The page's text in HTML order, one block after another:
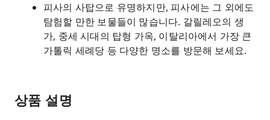
피사의 사탑으로 유명하지만, 피사에는 그 외에도
탐험할 만한 보물들이 많습니다. 갈릴레오의 생
가, 중세 시대의 탑형 가옥, 이탈리아에서 가장 큰
가톨릭 세례당 등 다양한 명소를 방문해 보세요.
상품 설명